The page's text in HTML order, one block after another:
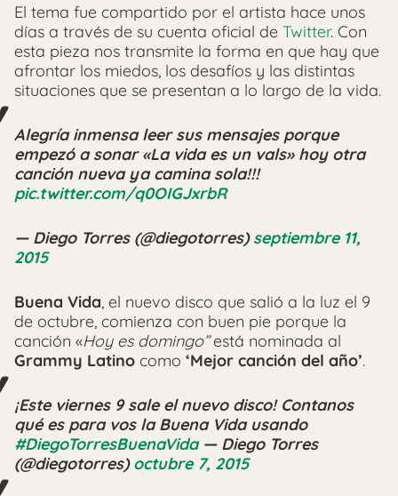
El tema fue compartido por el artista hace unos
días a través de su cuenta oficial de Twitter. Con
esta pieza nos transmite la forma en que hay que
afrontar los miedos, los desafíos y las distintas
situaciones que se presentan a lo largo de la vida.
Alegría inmensa leer sus mensajes porque
empezó a sonar «La vida es un vals» hoy otra
canción nueva ya camina sola!!!
pic.twitter.com/q0OIGJxrbR
— Diego Torres (@diegotorres)septiembre 11,
2015
Buena Vida, el nuevo disco que salió a la luz el 9
de octubre, comienza con buen pie porque la
canción «Hoy es domingo’’está nominada al
Grammy Latino como ‘Mejor canción del año’.
¡Este viernes 9 sale el nuevo disco! Contanos
qué es para vos la Buena Vida usando
#DiegoTorresBuenaVida— Diego Torres
(@diegotorres)octubre 7, 2015